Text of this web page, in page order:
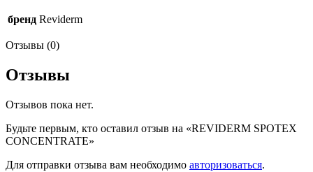
бренд Reviderm
Отзывы (0)
Отзывы
Отзывов пока нет.
Будьте первым, кто оставил отзыв на «REVIDERM SPOTEX
CONCENTRATE»
Для отправки отзыва вам необходимо авторизоваться.